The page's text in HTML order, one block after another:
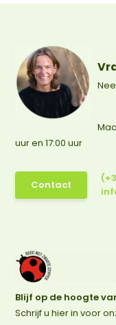
uur en 17:00 uur
Contact
Blijf op de hoogte
Schrijf u hier in voor